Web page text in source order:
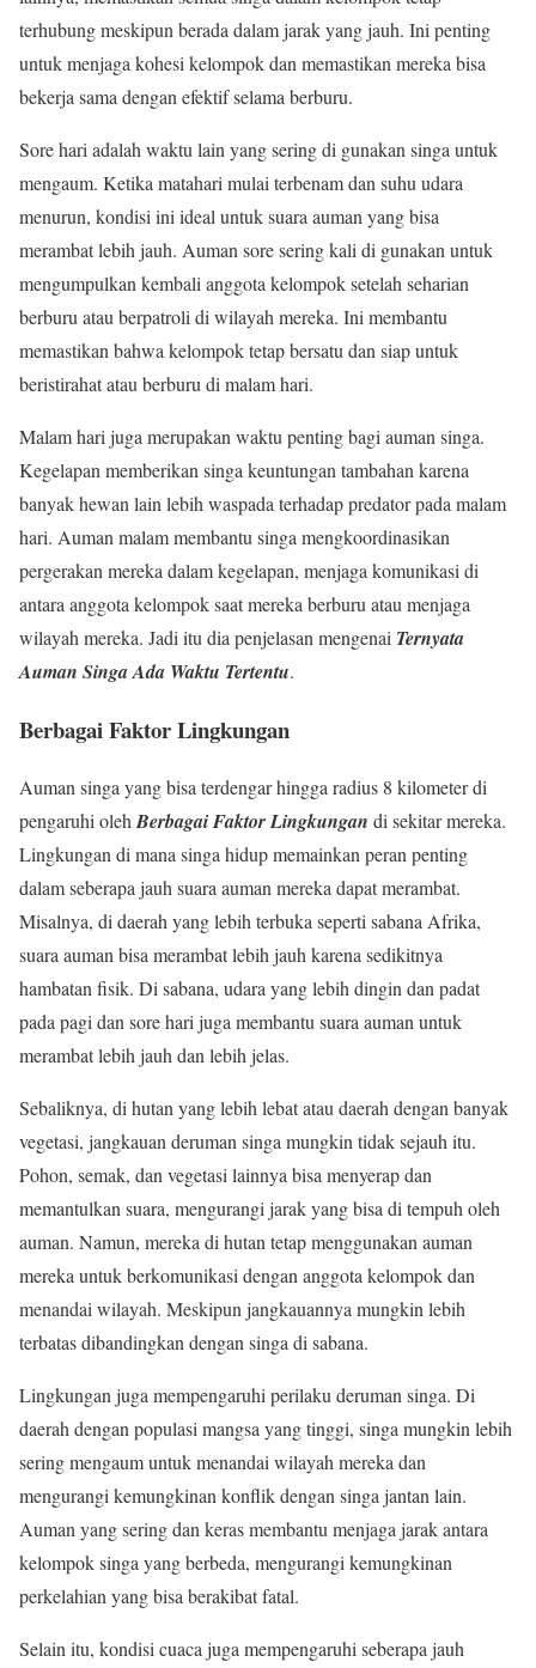
terhubung meskipun berada dalam jarak yang jauh. Ini penting
untuk menjaga kohesi kelompok dan memastikan mereka bisa
bekerja sama dengan efektif selama berburu.
Sore hari adalah waktu lain yang sering di gunakan singa untuk
mengaum. Ketika matahari mulai terbenam dan suhu udara
menurun, kondisi ini ideal untuk suara auman yang bisa
merambat lebih jauh. Auman sore sering kali di gunakan untuk
mengumpulkan kembali anggota kelompok setelah seharian
berburu atau berpatroli di wilayah mereka. Ini membantu
memastikan bahwa kelompok tetap bersatu dan siap untuk
beristirahat atau berburu di malam hari.
Malam hari juga merupakan waktu penting bagi auman singa.
Kegelapan memberikan singa keuntungan tambahan karena
banyak hewan lain lebih waspada terhadap predator pada malam
hari. Auman malam membantu singa mengkoordinasikan
pergerakan mereka dalam kegelapan, menjaga komunikasi di
antara anggota kelompok saat mereka berburu atau menjaga
wilayah mereka. Jadi itu dia penjelasan mengenai Ternyata
Auman Singa Ada Waktu Tertentu.
Berbagai Faktor Lingkungan
Auman singa yang bisa terdengar hingga radius 8 kilometer di
pengaruhi olehBerbagai Faktor Lingkungan di sekitar mereka.
Lingkungan di mana singa hidup memainkan peran penting
dalam seberapa jauh suara auman mereka dapat merambat.
Misalnya, di daerah yang lebih terbuka seperti sabana Afrika,
suara auman bisa merambat lebih jauh karena sedikitnya
hambatan fisik. Di sabana, udara yang lebih dingin dan padat
pada pagi dan sore hari juga membantu suara auman untuk
merambat lebih jauh dan lebih jelas.
Sebaliknya, di hutan yang lebih lebat atau daerah dengan banyak
vegetasi, jangkauan deruman singa mungkin tidak sejauh itu.
Pohon, semak, dan vegetasi lainnya bisa menyerap dan
memantulkan suara, mengurangi jarak yang bisa di tempuh oleh
auman. Namun, mereka di hutan tetap menggunakan auman
mereka untuk berkomunikasi dengan anggota kelompok dan
menandai wilayah. Meskipun jangkauannya mungkin lebih
terbatas dibandingkan dengan singa di sabana.
Lingkungan juga mempengaruhi perilaku deruman singa. Di
daerah dengan populasi mangsa yang tinggi, singa mungkin lebih
sering mengaum untuk menandai wilayah mereka dan
mengurangi kemungkinan konflik dengan singa jantan lain.
Auman yang sering dan keras membantu menjaga jarak antara
kelompok singa yang berbeda, mengurangi kemungkinan
perkelahian yang bisa berakibat fatal.
Selain itu, kondisi cuaca juga mempengaruhi seberapa jauh